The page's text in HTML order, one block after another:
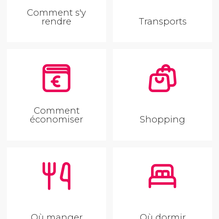
Comment s'y
rendre Transports
Comment
économiser Shopping